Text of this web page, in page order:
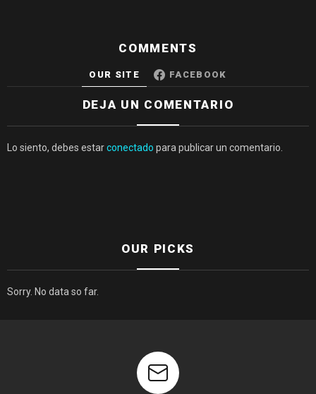
COMMENTS
OUR SITE FACEBOOK
DEJA UN COMENTARIO
Lo siento, debes estarconectado para publicar un comentario.
OUR PICKS
Sorry. No data so far.